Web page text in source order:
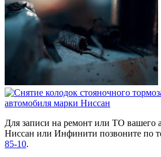
Для записи на ремонт или ТО вашего
Ниссан или Инфинити позвоните по
85-10.